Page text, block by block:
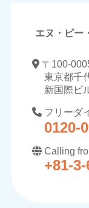
エヌ・ピー
〒100-
東京都千
新国際ビ
フリーダ
0120-
Calling
+81-